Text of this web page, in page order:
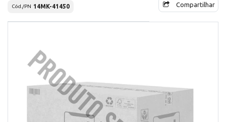
Cód./PN 14MK-41450 Compartilhar